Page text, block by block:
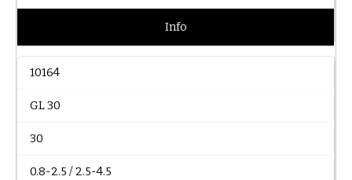
Info
10164
GL 30
30
0.8-2.5 / 2.5-4.5